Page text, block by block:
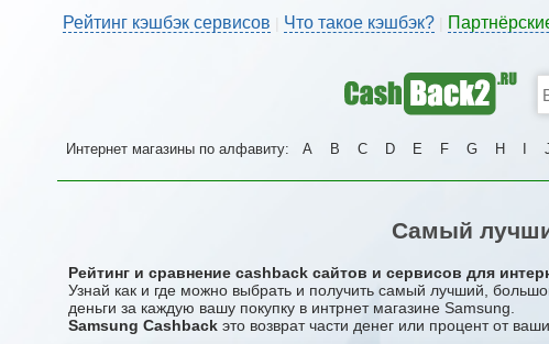
Рейтинг кэшбэк сервисов Что такое кэшбэк?
Интернет магазины по алфавиту: A B C D E F G H
Самый
Рейтинг и сравнение cashback сайтов и сервисов для
Узнай как и где можно выбрать и получить самый лучший,
деньги за каждую вашу покупку в интрнет магазине Samsung.
Samsung Cashback это возврат части денег или процент от